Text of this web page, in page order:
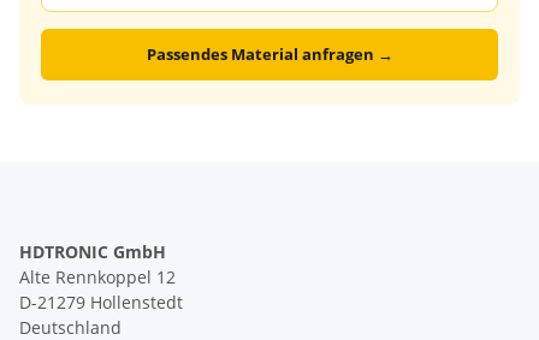
Passendes Material anfragen →
HDTRONIC GmbH
Alte Rennkoppel 12
D-21279 Hollenstedt
Deutschland